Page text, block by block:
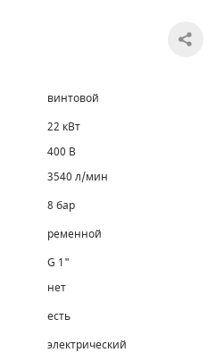
винтовой
22 кВт
400 В
3540 л/мин
8 бар
ременной
G 1"
нет
есть
электрический